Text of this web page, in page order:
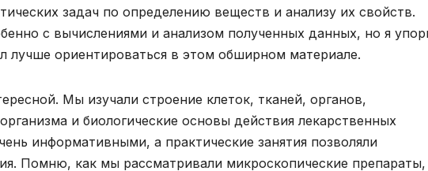
задач по определению веществ и анализу их свойств.
с вычислениями и анализом полученных данных, но я
лучше ориентироваться в этом обширном материале.
Мы изучали строение клеток, тканей, органов,
и биологические основы действия лекарственных
информативными, а практические занятия позволяли
Помню, как мы рассматривали микроскопические препараты,